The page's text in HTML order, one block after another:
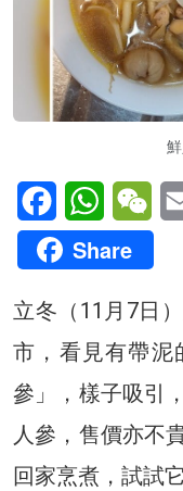
FacebookWhatsApp
Share
立冬（11月7日
市，看見有帶泥
參」，樣子吸引
人參，售價亦不
回家烹煮，試試